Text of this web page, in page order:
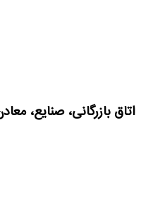
اتاق بازرگانی، صنایع،